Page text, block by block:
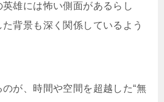
雄には怖い側面があるらし
背景も深く関係しているよう
が、時間や空間を超越した“無